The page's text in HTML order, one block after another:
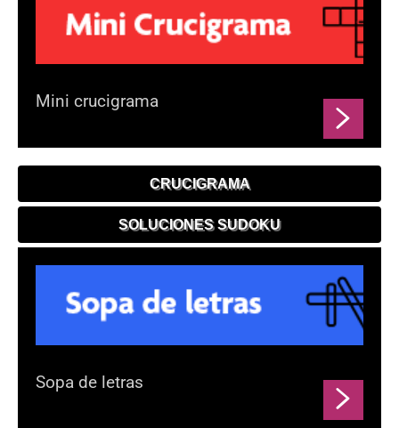
Mini crucigrama
CRUCIGRAMA
SOLUCIONES SUDOKU
Sopa de letras